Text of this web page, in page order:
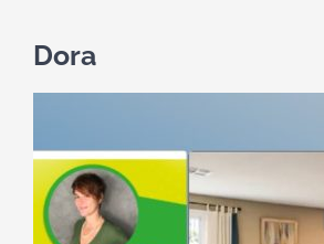
Dora